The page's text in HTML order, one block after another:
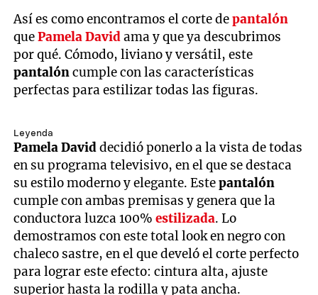
Así es como encontramos el corte depantalón
quePamela Davidama y que ya descubrimos
por qué. Cómodo, liviano y versátil, este
pantalóncumple con las características
perfectas para estilizar todas las figuras.
Leyenda
Pamela Daviddecidió ponerlo a la vista de todas
en su programa televisivo, en el que se destaca
su estilo moderno y elegante. Estepantalón
cumple con ambas premisas y genera que la
conductora luzca 100%estilizada. Lo
demostramos con este total look en negro con
chaleco sastre, en el que develó el corte perfecto
para lograr este efecto: cintura alta, ajuste
superior hasta la rodilla y pata ancha.